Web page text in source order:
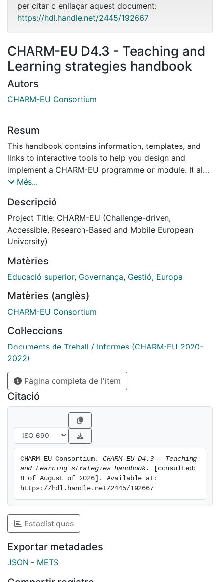
per citar o enllaçar aquest document:
https://hdl.handle.net/2445/192667
CHARM-EU D4.3 - Teaching and
Learning strategies handbook
Autors
CHARM-EU Consortium
Resum
This handbook contains information, templates, and
links to interactive tools to help you design and
implement a CHARM-EU programme or module. It also
describes the CHARM-EU educational principles within
This handbook is for teachers, researchers and
CHARM-EU stakeholders who will be developing
content, creating modules and teaching students
accordingly with the CHARM-EU pedagogy, vision and
this handbook should be consulted for guidance and
best practice.
design, development and implementation of the
CHARM-EU pilot Master’s in Global Challenges for
throughout this document.
Més...
Descripció
Project Title: CHARM-EU (Challenge-driven,
Accessible, Research-Based and Mobile European
University)
Matèries
Educació superior, Governança, Gestió, Europa
Matèries (anglès)
CHARM-EU Consortium
Col·leccions
Documents de Treball / Informes (CHARM-EU 2020-
2022)
Pàgina completa de l'ítem
Citació
CHARM-EU Consortium. CHARM-EU D4.3 - Teaching
and Learning strategies handbook.
[consulted:
8 of August of 2026]. Available at:
https://hdl.handle.net/2445/192667
Estadístiques
Exportar metadades
JSON - METS